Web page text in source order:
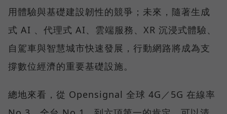
用體驗與基礎建設韌性的競爭；未來，隨著生成
式 AI 、代理式 AI、雲端服務、XR 沉浸式體驗、
自駕車與智慧城市快速發展，行動網路將成為支
撐數位經濟的重要基礎設施。
總地來看，從 Opensignal 全球 4G／5G 在線率